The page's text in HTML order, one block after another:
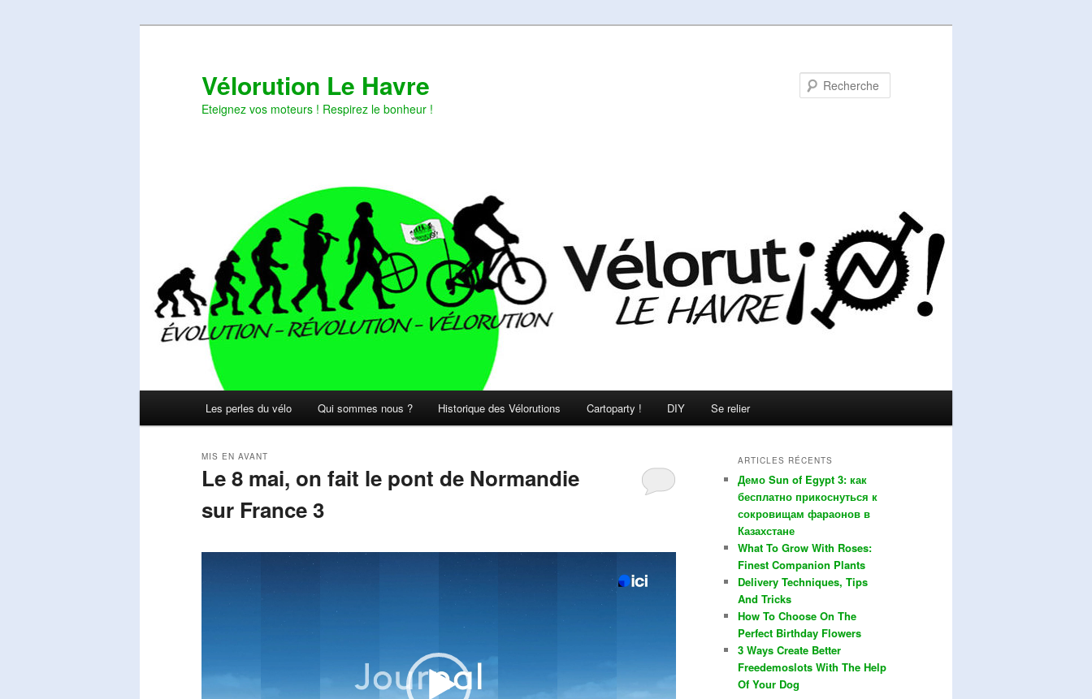
Vélorution Le Havre
Eteignez vos moteurs ! Respirez le bonheur !
Les perles du vélo Qui sommes nous ? Historique des Vélorutions Cartoparty ! DIY Se relier
Le 8 mai, on fait le pont de Normandie
sur France 3
MIS EN AVANT ARTICLES RÉCENTS
Демо Sun of Egypt 3: как
бесплатно прикоснуться к
сокровищам фараонов в
Казахстане
What To Grow With Roses:
Finest Companion Plants
Delivery Techniques, Tips
And Tricks
How To Choose On The
Perfect Birthday Flowers
3 Ways Create Better
Freedemoslots With The Help
Of Your Dog